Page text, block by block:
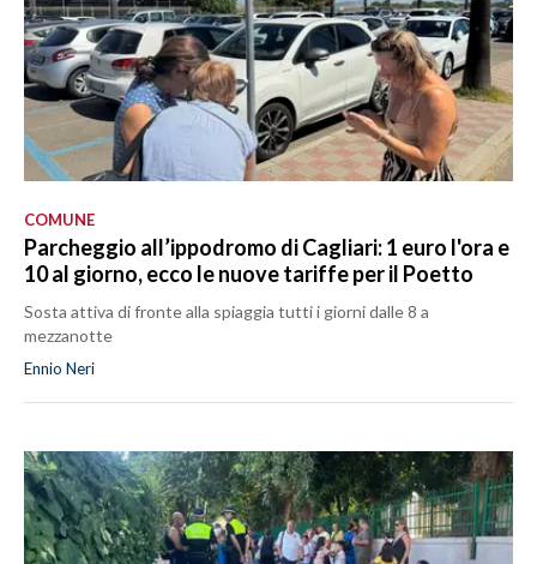
COMUNE
Parcheggio all’ippodromo di Cagliari: 1 euro l'ora e
10 al giorno, ecco le nuove tariffe per il Poetto
Sosta attiva di fronte alla spiaggia tutti i giorni dalle 8 a
mezzanotte
Ennio Neri